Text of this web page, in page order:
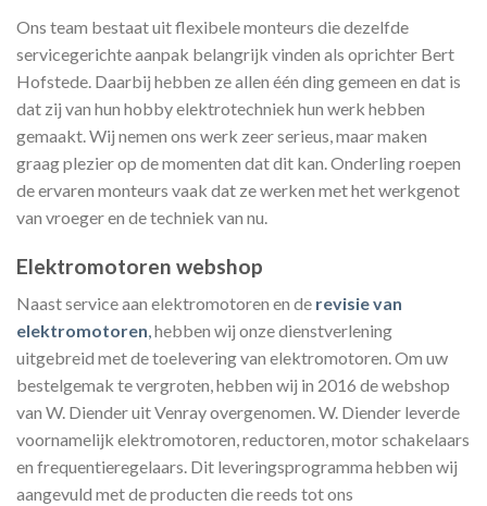
Ons team bestaat uit flexibele monteurs die dezelfde
servicegerichte aanpak belangrijk vinden als oprichter Bert
Hofstede. Daarbij hebben ze allen één ding gemeen en dat is
dat zij van hun hobby elektrotechniek hun werk hebben
gemaakt. Wij nemen ons werk zeer serieus, maar maken
graag plezier op de momenten dat dit kan. Onderling roepen
de ervaren monteurs vaak dat ze werken met het werkgenot
van vroeger en de techniek van nu.
Elektromotoren webshop
Naast service aan elektromotoren en de revisie van
elektromotoren,hebben wij onze dienstverlening
uitgebreid met de toelevering van elektromotoren. Om uw
bestelgemak te vergroten, hebben wij in 2016 de webshop
van W. Diender uit Venray overgenomen. W. Diender leverde
voornamelijk elektromotoren, reductoren, motor schakelaars
en frequentieregelaars. Dit leveringsprogramma hebben wij
aangevuld met de producten die reeds tot ons